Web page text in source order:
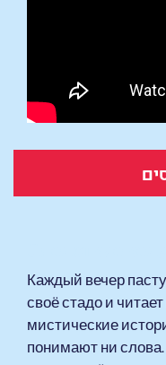
Каждый вечер
своё стадо и
мистические
понимают ни